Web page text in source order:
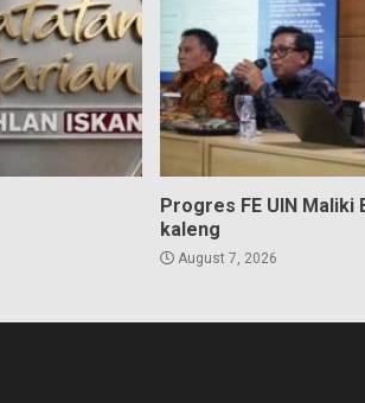
Progres FE UIN Maliki
kaleng
August 7, 2026